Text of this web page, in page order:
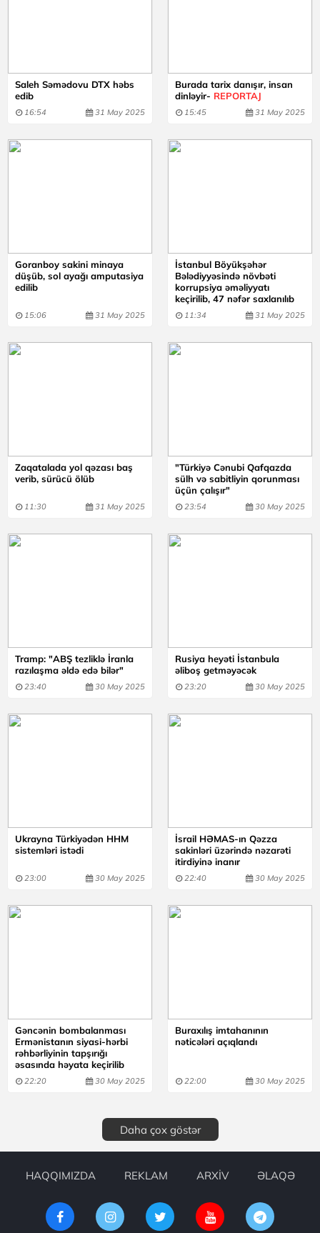
Saleh Səmədovu DTX həbs
edib
16:54 31 May 2025
Burada tarix danışır, insan
dinləyir- REPORTAJ
15:45 31 May 2025
Goranboy sakini minaya
düşüb, sol ayağı amputasiya
edilib
15:06 31 May 2025
İstanbul Böyükşəhər
Bələdiyyəsində növbəti
korrupsiya əməliyyatı
keçirilib, 47 nəfər saxlanılıb
11:34 31 May 2025
Zaqatalada yol qəzası baş
verib, sürücü ölüb
11:30 31 May 2025
"Türkiyə Cənubi Qafqazda
sülh və sabitliyin qorunması
üçün çalışır"
23:54 30 May 2025
Tramp: "ABŞ tezliklə İranla
razılaşma əldə edə bilər"
23:40 30 May 2025
Rusiya heyəti İstanbula
əliboş getməyəcək
23:20 30 May 2025
Ukrayna Türkiyədən HHM
sistemləri istədi
23:00 30 May 2025
İsrail HƏMAS-ın Qəzza
sakinləri üzərində nəzarəti
itirdiyinə inanır
22:40 30 May 2025
Gəncənin bombalanması
Ermənistanın siyasi-hərbi
rəhbərliyinin tapşırığı
əsasında həyata keçirilib
22:20 30 May 2025
Buraxılış imtahanının
nəticələri açıqlandı
22:00 30 May 2025
Daha çox göstər
HAQQIMIZDA REKLAM ARXİV ƏLAQƏ